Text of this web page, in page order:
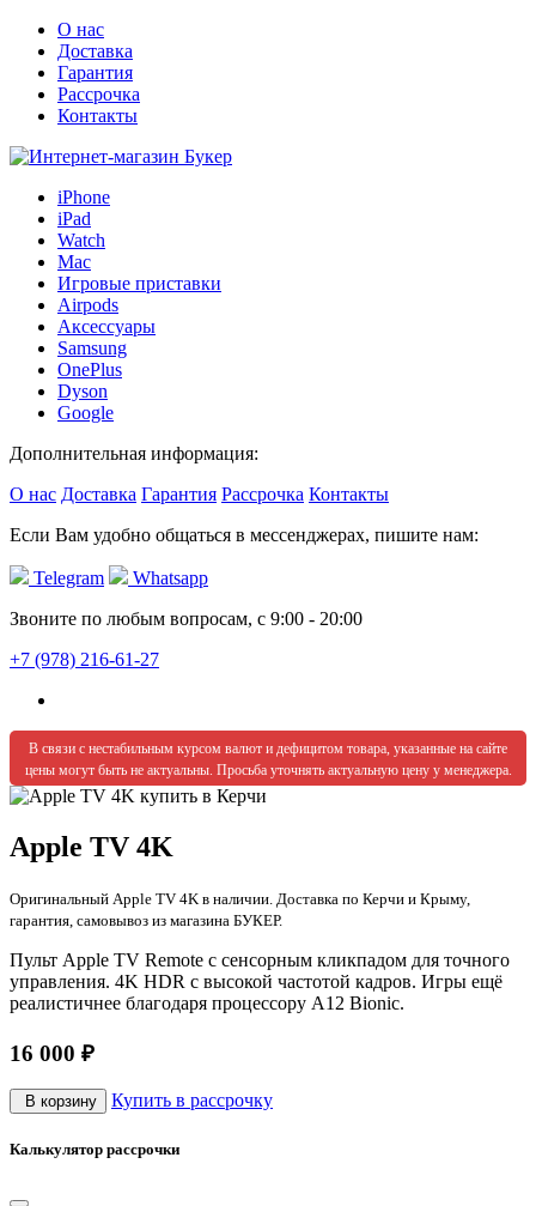
О нас
Доставка
Гарантия
Рассрочка
Контакты
iPhone
iPad
Watch
Mac
Игровые приставки
Airpods
Аксессуары
Samsung
OnePlus
Dyson
Google
Дополнительная информация:
О нас Доставка Гарантия Рассрочка Контакты
Если Вам удобно общаться в мессенджерах, пишите нам:
Telegram
Whatsapp
Звоните по любым вопросам, с 9:00 - 20:00
+7 (978) 216-61-27
В связи с нестабильным курсом валют и дефицитом товара, указанные на сайте
цены могут быть не актуальны. Просьба уточнять актуальную цену у менеджера.
Apple TV 4K
Оригинальный Apple TV 4K в наличии. Доставка по Керчи и Крыму,
гарантия, самовывоз из магазина БУКЕР.
Пульт Apple TV Remote с сенсорным кликпадом для точного
управления. 4K HDR с высокой частотой кадров. Игры ещё
реалистичнее благодаря процессору A12 Bionic.
16 000 ₽
В корзину Купить в рассрочку
Калькулятор рассрочки